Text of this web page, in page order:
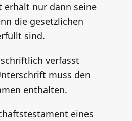
erhält nur dann seine
die gesetzlichen
sind.
verfasst
muss den
enthalten.
eines